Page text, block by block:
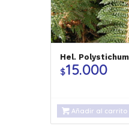
Hel.
$15.000
Añadir al carrito